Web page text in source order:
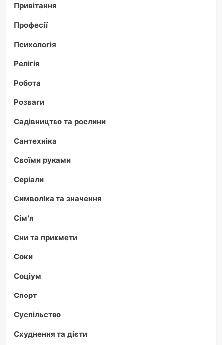
Привітання
Професії
Психологія
Релігія
Робота
Розваги
Садівництво та рослини
Сантехніка
Своїми руками
Серіали
Символіка та значення
Сім'я
Сни та прикмети
Соки
Соціум
Спорт
Суспільство
Схуднення та дієти